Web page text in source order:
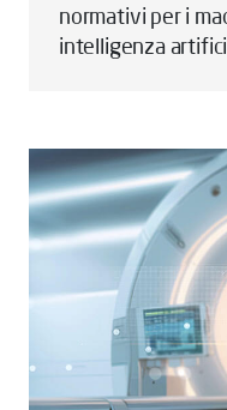
normativi per i
intelligenza